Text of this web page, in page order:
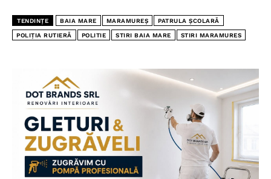
TENDINȚE BAIA MARE MARAMUREȘ PATRULA ȘCOLARĂ
POLIȚIA RUTIERĂ POLITIE STIRI BAIA MARE STIRI MARAMURES